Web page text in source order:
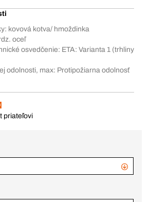
kovová kotva/ hmoždinka
oceľ
osvedčenie: ETA: Varianta 1 (trhliny
odolnosti, max: Protipožiarna odolnosť
priateľovi